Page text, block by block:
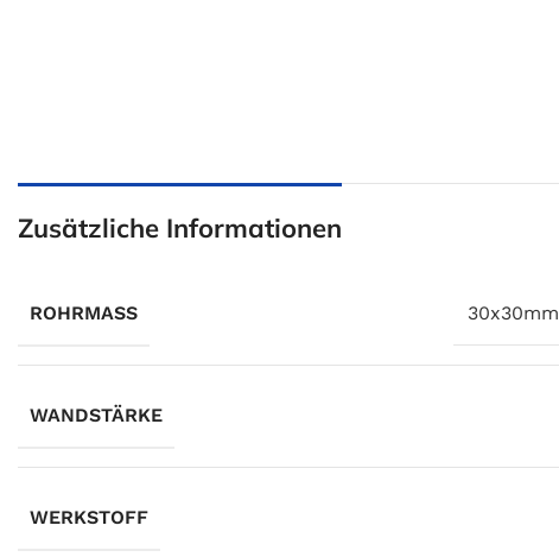
Zusätzliche Informationen
ROHRMASS 30x30mm
WANDSTÄRKE
WERKSTOFF